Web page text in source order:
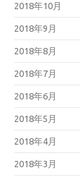
2018年10月
2018年9月
2018年8月
2018年7月
2018年6月
2018年5月
2018年4月
2018年3月